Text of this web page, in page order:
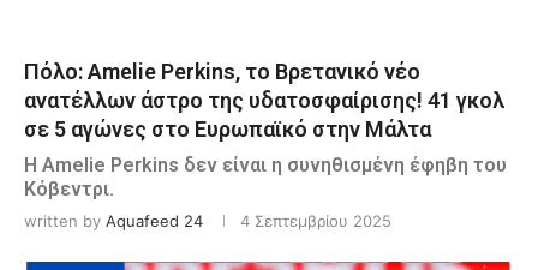
Πόλο: Amelie Perkins, το Βρετανικό νέο
ανατέλλων άστρο της υδατοσφαίρισης! 41 γκολ
σε 5 αγώνες στο Ευρωπαϊκό στην Μάλτα
Η Amelie Perkins δεν είναι η συνηθισμένη έφηβη του
Κόβεντρι.
written by Aquafeed 24 4 Σεπτεμβρίου 2025